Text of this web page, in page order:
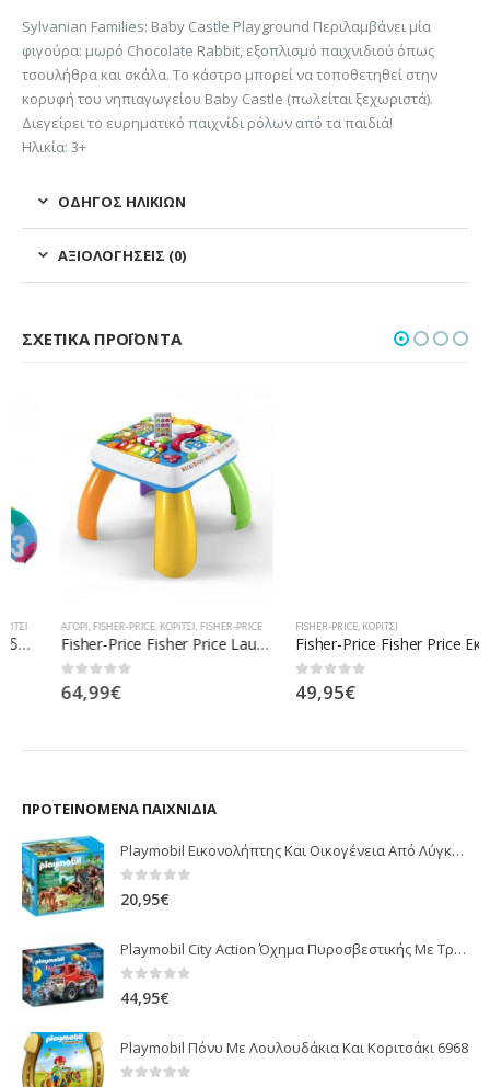
Sylvanian Families: Baby Castle Playground Περιλαμβάνει μία
φιγούρα: μωρό Chocolate Rabbit, εξοπλισμό παιχνιδιού όπως
τσουλήθρα και σκάλα. Το κάστρο μπορεί να τοποθετηθεί στην
κορυφή του νηπιαγωγείου Baby Castle (πωλείται ξεχωριστά).
Διεγείρει το ευρηματικό παιχνίδι ρόλων από τα παιδιά!
Ηλικία: 3+
ΟΔΗΓΌΣ ΗΛΙΚΙΏΝ
ΑΞΙΟΛΟΓΉΣΕΙΣ (0)
ΣΧΕΤΙΚΆ ΠΡΟΪΌΝΤΑ
ΑΓΌΡΙ FISHER-PRICE,ΚΟΡΊΤΣΙ,FISHER-PRICE
Fisher-Price Fisher Price Laugh And Learn Εκπαιδευτικό Τραπέζι DRH43
out of 5
64,99€
FISHER-PRICE,ΚΟΡΊΤΣΙ
Fisher-Price Fisher Price Εκπαιδευτική Στρατα Σκυλάκι Smart Stages Ροζ FTC68
out of 5
49,95€
ΠΡΟΤΕΙΝΌΜΕΝΑ ΠΑΙΧΝΊΔΙΑ
Playmobil Εικονολήπτης Και Οικογένεια Από Λύγκες 5561
0 out of 5
20,95€
Playmobil City Action Όχημα Πυροσβεστικής Με Τροχαλία Ρυμούλκησης 9466
0 out of 5
44,95€
Playmobil Πόνυ Με Λουλουδάκια Και Κοριτσάκι 6968